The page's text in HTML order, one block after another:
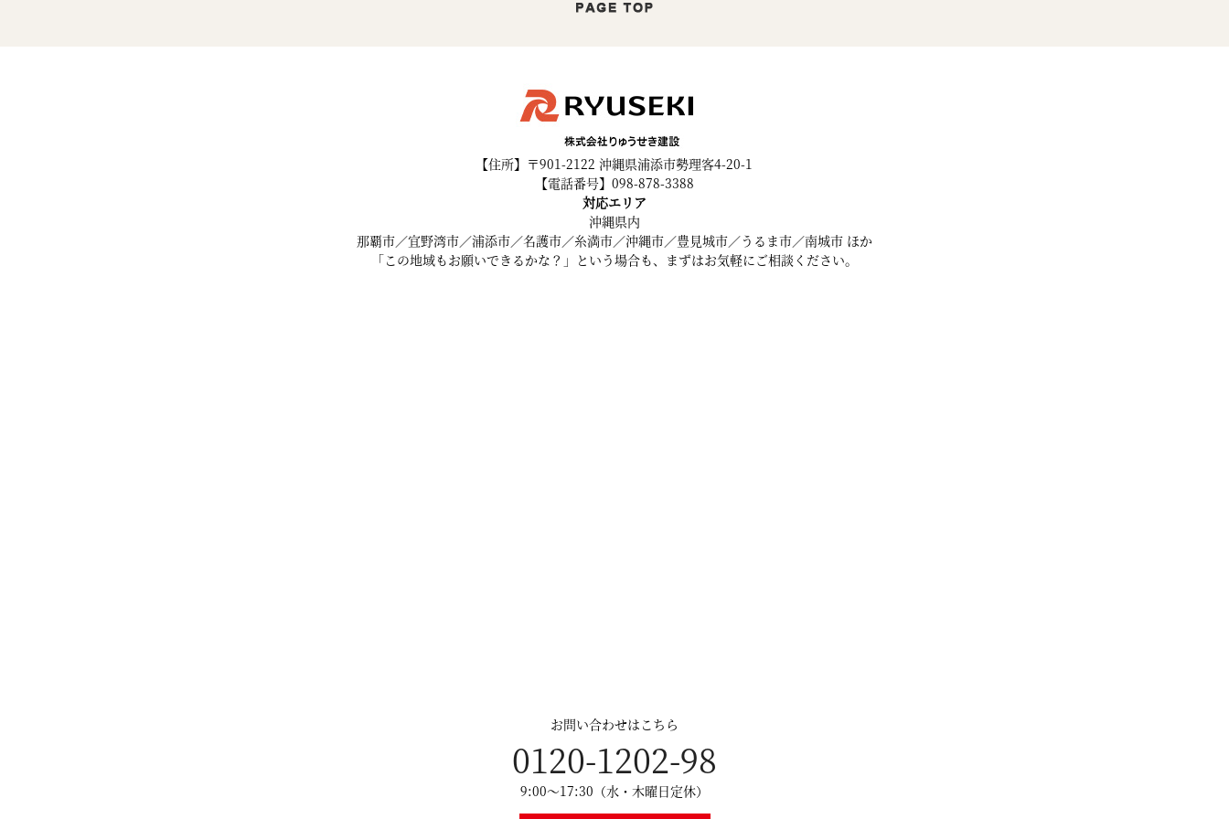
【住所】〒901-2122 沖縄県浦添市勢理客4-20-1
【電話番号】098-878-3388
対応エリア
沖縄県内
那覇市／宜野湾市／浦添市／名護市／糸満市／沖縄市／豊見城市／うるま市／南城市 ほか
「この地域もお願いできるかな？」という場合も、まずはお気軽にご相談ください。
お問い合わせはこちら
0120-1202-98
9:00～17:30（水・木曜日定休）